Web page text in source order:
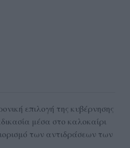
επιλογή της κυβέρνησης
μέσα στο καλοκαίρι
των αντιδράσεων των